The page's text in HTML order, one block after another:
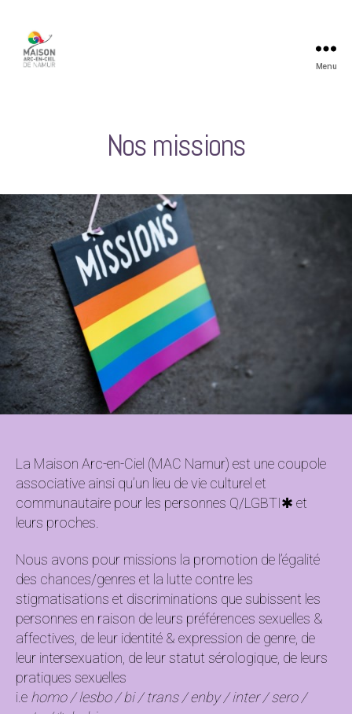
Menu
Nos missions
La Maison Arc-en-Ciel (MAC Namur) est une coupole
associative ainsi qu’un lieu de vie culturel et
communautaire pour les personnes Q/LGBTI✱ et
leurs proches.
Nous avons pour missions la promotion de l’égalité
des chances/genres et la lutte contre les
stigmatisations et discriminations que subissent les
personnes en raison de leurs préférences sexuelles &
affectives, de leur identité & expression de genre, de
leur intersexuation, de leur statut sérologique, de leurs
pratiques sexuelles
i.e homo / lesbo / bi / trans / enby / inter / sero /